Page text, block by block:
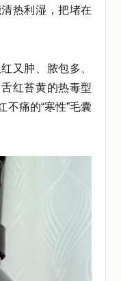
热利湿，把堵在
又肿、脓包多、
红苔黄的热毒型
不痛的“寒性”毛囊